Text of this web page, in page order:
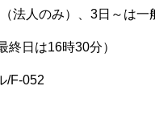
法人のみ）、3日～は一
終日は16時30分）
/F-052